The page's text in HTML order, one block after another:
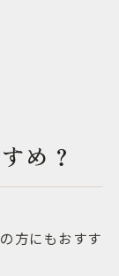
め？
方にもおすす